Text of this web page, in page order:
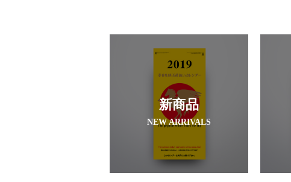
新商品
NEW ARRIVALS